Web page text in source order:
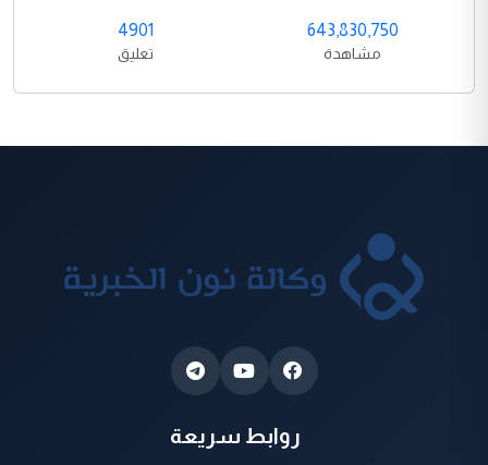
643,830,750
مشاهدة
4901
تعليق
روابط سريعة